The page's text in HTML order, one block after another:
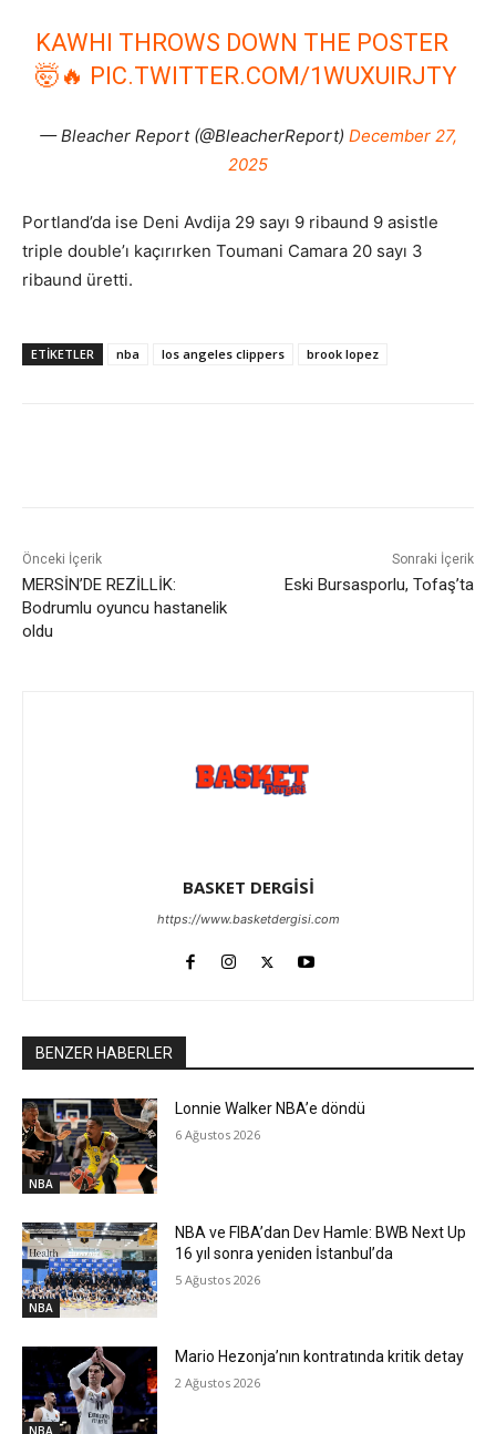
KAWHI THROWS DOWN THE POSTER
🤯🔥 PIC.TWITTER.COM/1WUXUIRJTY
— Bleacher Report (@BleacherReport) December 27,
2025
Portland’da ise Deni Avdija 29 sayı 9 ribaund 9 asistle
triple double’ı kaçırırken Toumani Camara 20 sayı 3
ribaund üretti.
ETIKETLER nba los angeles clippers brook lopez
Önceki İçerik
MERSİN’DE REZİLLİK:
Bodrumlu oyuncu hastanelik
oldu
Sonraki İçerik
Eski Bursasporlu, Tofaş’ta
BASKET DERGİSİ
https://www.basketdergisi.com
BENZER HABERLER
NBA
Lonnie Walker NBA’e döndü
6 Ağustos 2026
NBA
NBA ve FIBA’dan Dev Hamle: BWB Next Up
16 yıl sonra yeniden İstanbul’da
5 Ağustos 2026
Mario Hezonja’nın kontratında kritik detay
2 Ağustos 2026